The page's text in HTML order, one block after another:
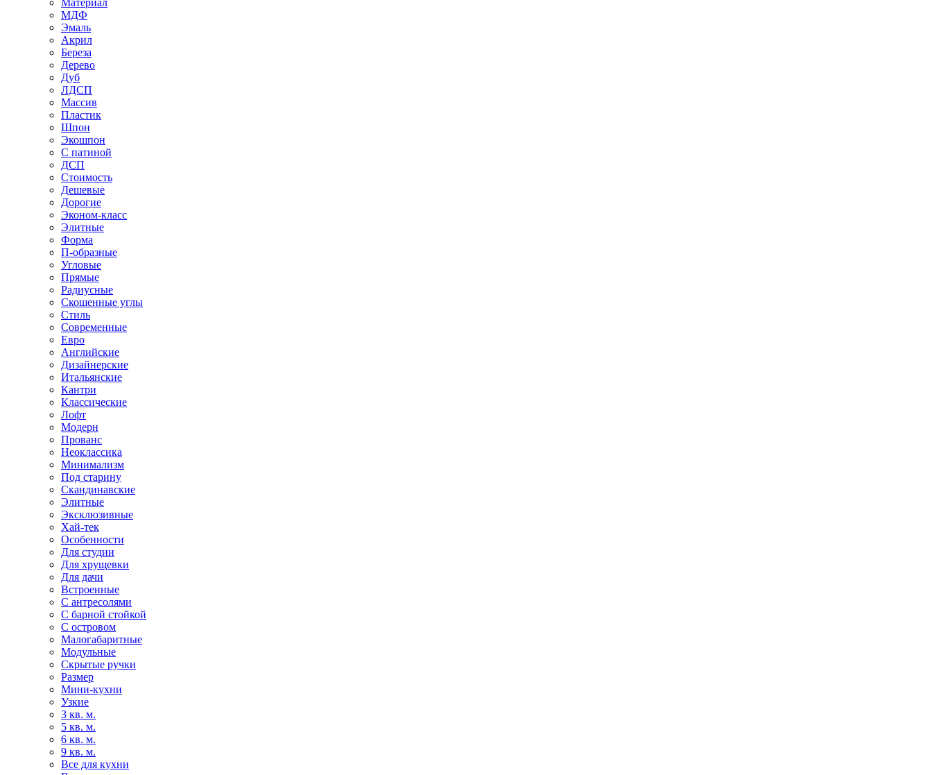
МДФ
Эмаль
Акрил
Береза
Дерево
Дуб
ЛДСП
Массив
Пластик
Шпон
Экошпон
С патиной
ДСП
Стоимость
Дешевые
Дорогие
Эконом-класс
Элитные
Форма
П-образные
Угловые
Прямые
Радиусные
Скошенные углы
Стиль
Современные
Евро
Английские
Дизайнерские
Итальянские
Кантри
Классические
Лофт
Модерн
Прованс
Неоклассика
Минимализм
Под старину
Скандинавские
Элитные
Эксклюзивные
Хай-тек
Особенности
Для студии
Для хрущевки
Для дачи
Встроенные
С антресолями
С барной стойкой
С островом
Малогабаритные
Модульные
Скрытые ручки
Размер
Мини-кухни
Узкие
3 кв. м.
5 кв. м.
6 кв. м.
9 кв. м.
Все для кухни